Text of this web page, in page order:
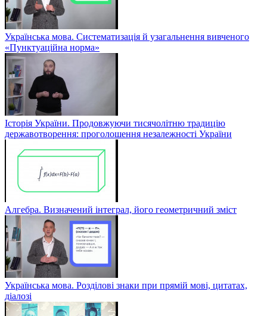
Українська мова. Систематизація й узагальнення вивченого
«Пунктуаційна норма»
Історія України. Продовжуючи тисячолітню традицію
державотворення: проголошення незалежності України
Алгебра. Визначений інтеграл, його геометричний зміст
Українська мова. Розділові знаки при прямій мові, цитатах,
діалозі